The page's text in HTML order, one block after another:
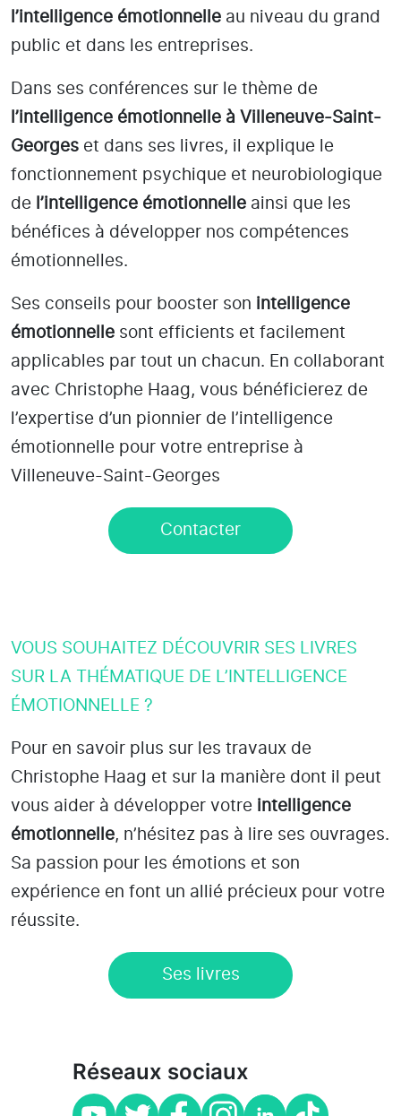
l’intelligence émotionnelle au niveau du grand
public et dans les entreprises.
Dans ses conférences sur le thème de
l’intelligence émotionnelle à Villeneuve-Saint-
Georges et dans ses livres, il explique le
fonctionnement psychique et neurobiologique
de l’intelligence émotionnelle ainsi que les
bénéfices à développer nos compétences
émotionnelles.
Ses conseils pour booster son intelligence
émotionnelle sont efficients et facilement
applicables par tout un chacun. En collaborant
avec Christophe Haag, vous bénéficierez de
l’expertise d’un pionnier de l’intelligence
émotionnelle pour votre entreprise à
Villeneuve-Saint-Georges
Contacter
VOUS SOUHAITEZ DÉCOUVRIR SES LIVRES
SUR LA THÉMATIQUE DE L’INTELLIGENCE
ÉMOTIONNELLE ?
Pour en savoir plus sur les travaux de
Christophe Haag et sur la manière dont il peut
vous aider à développer votre intelligence
émotionnelle, n’hésitez pas à lire ses ouvrages.
Sa passion pour les émotions et son
expérience en font un allié précieux pour votre
réussite.
Ses livres
Réseaux sociaux